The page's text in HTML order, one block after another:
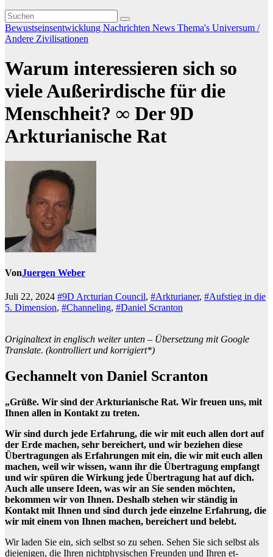
Bewustseinsentwicklung Nachrichten News Thema's Universum /
Andere Zivilisationen
Warum interessieren sich so
viele Außerirdische für die
Menschheit? ∞ Der 9D
Arkturianische Rat
VonJuergen Weber
Juli 22, 2024 #9D Arcturian Council, #Arkturianer, #Aufstieg in die
5. Dimension, #Channeling, #Daniel Scranton
Originaltext in englisch weiter unten – Übersetzung mit Google
Translate. (kontrolliert und korrigiert*)
Gechannelt von Daniel Scranton
„Grüße. Wir sind der Arkturianische Rat. Wir freuen uns, mit
Ihnen allen in Kontakt zu treten.
Wir sind durch jede Erfahrung, die wir mit euch allen dort auf
der Erde machen, sehr bereichert, und wir beziehen diese
Übertragungen als Erfahrungen mit ein, die wir mit euch allen
machen, weil wir wissen, wann ihr die Übertragung empfangt
und wir spüren die Wirkung jede Übertragung hat auf dich.
Auch alle unsere Ideen, was wir an Sie senden möchten,
bekommen wir von Ihnen. Deshalb stehen wir ständig in
Kontakt mit Ihnen und sind durch jede einzelne Erfahrung, die
wir mit einem von Ihnen machen, bereichert und belebt.
Wir laden Sie ein, sich selbst so zu sehen. Sehen Sie sich selbst als
diejenigen, die Ihren nichtphysischen Freunden und Ihren et-